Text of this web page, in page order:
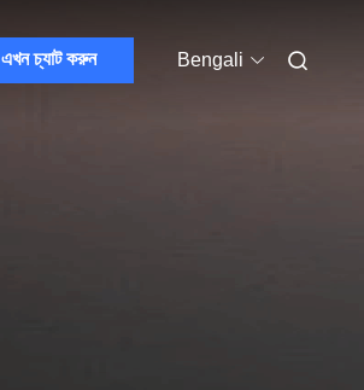
এখন চ্যাট করুন Bengali